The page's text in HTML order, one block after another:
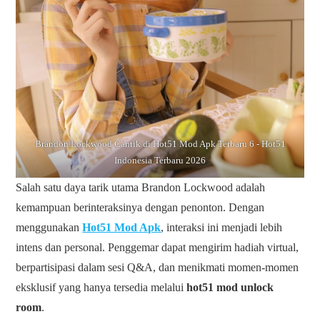
Brandon Lockwood Cantik di Hot51 Mod Apk Terbaru 6 - Hot51
Indonesia Terbaru 2026
Salah satu daya tarik utama Brandon Lockwood adalah
kemampuan berinteraksinya dengan penonton. Dengan
menggunakanHot51 Mod Apk, interaksi ini menjadi lebih
intens dan personal. Penggemar dapat mengirim hadiah virtual,
berpartisipasi dalam sesi Q&A, dan menikmati momen-momen
eksklusif yang hanya tersedia melaluihot51 mod unlock
room.